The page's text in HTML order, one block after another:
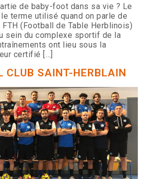
de baby-foot dans sa vie ? Le
terme utilisé quand on parle de
(Football de Table Herblinois)
sein du complexe sportif de la
ont lieu sous la
certifié […]
CLUB SAINT-HERBLAIN